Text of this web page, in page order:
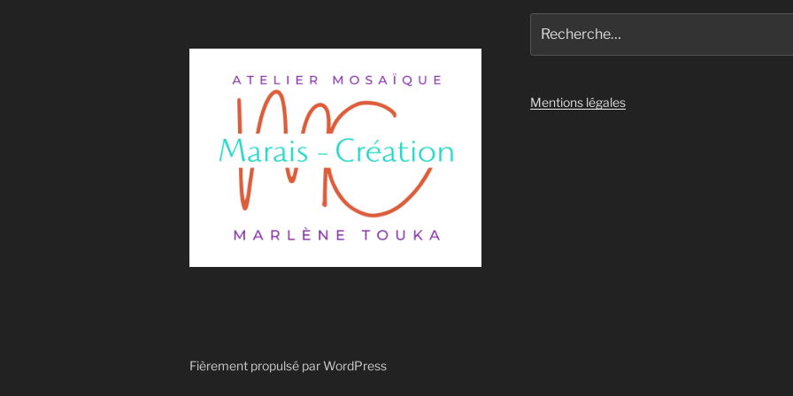
pour
:
Mentions légales
Fièrement propulsé par WordPress